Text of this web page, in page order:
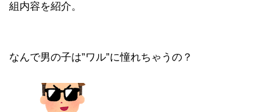
組内容を紹介。
なんで男の子は”ワル”に憧れちゃうの？